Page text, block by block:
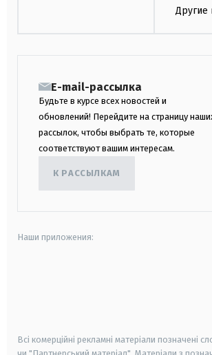
Другие
E-mail-рассылка
Будьте в курсе всех новостей и
обновлений! Перейдите на страницу
рассылок, чтобы выбрать те, которые
соответствуют вашим интересам.
К РАССЫЛКАМ
Наши приложения:
Всі комерційні рекламні матеріали позначені